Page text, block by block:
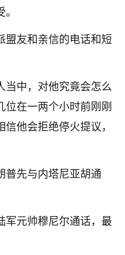
盟友和亲信的电话和短
当中，对他究竟会怎么
位在一两个小时前刚刚
他会拒绝停火提议，
普先与内塔尼亚胡通
军元帅穆尼尔通话，最